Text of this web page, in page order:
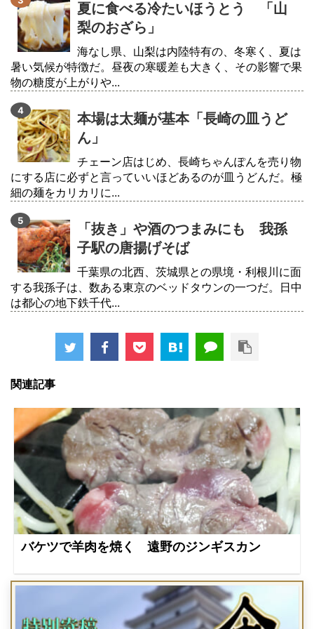
夏に食べる冷たいほうとう 「山
梨のおざら」
海なし県、山梨は内陸特有の、冬寒く、夏は
暑い気候が特徴だ。昼夜の寒暖差も大きく、その影響で果
物の糖度が上がりや...
本場は太麺が基本「長崎の皿うど
ん」
チェーン店はじめ、長崎ちゃんぽんを売り物
にする店に必ずと言っていいほどあるのが皿うどんだ。極
細の麺をカリカリに...
「抜き」や酒のつまみにも 我孫
子駅の唐揚げそば
千葉県の北西、茨城県との県境・利根川に面
する我孫子は、数ある東京のベッドタウンの一つだ。日中
は都心の地下鉄千代...
関連記事
バケツで羊肉を焼く 遠野のジンギスカン